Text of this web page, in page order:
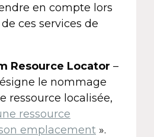
en compte lors
ces services de
Resource Locator –
le nommage
ressource localisée,
ressource
emplacement ».